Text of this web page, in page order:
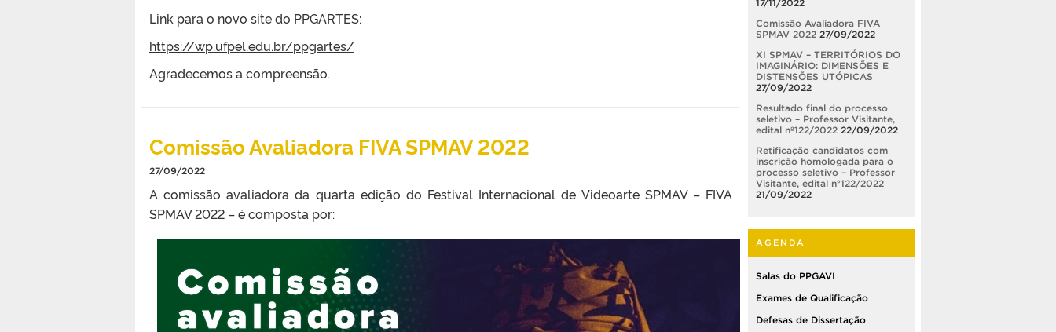
Link para o novo site do PPGARTES:
https://wp.ufpel.edu.br/ppgartes/
Agradecemos a compreensão.
Comissão Avaliadora FIVA SPMAV 2022
27/09/2022
A comissão avaliadora da quarta edição do Festival Internacional de Videoarte SPMAV – FIVA
SPMAV 2022 – é composta por:
17/11/2022
Comissão Avaliadora FIVA
SPMAV 2022 27/09/2022
XI SPMAV – TERRITÓRIOS DO
IMAGINÁRIO: DIMENSÕES E
DISTENSÕES UTÓPICAS
27/09/2022
Resultado final do processo
seletivo – Professor Visitante,
edital nº122/2022 22/09/2022
Retificação candidatos com
inscrição homologada para o
processo seletivo – Professor
Visitante, edital nº122/2022
21/09/2022
AGENDA
Salas do PPGAVI
Exames de Qualificação
Defesas de Dissertação